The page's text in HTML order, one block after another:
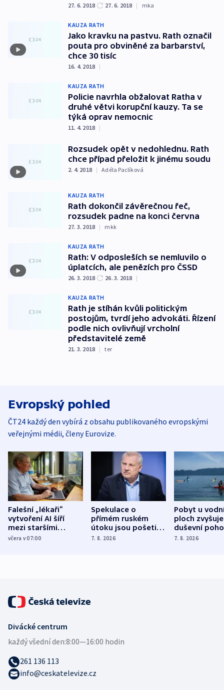
27. 6. 2018 27. 6. 2018 | mka
KAUZA RATH
Jako kravku na pastvu. Rath označil
pouta pro obviněné za barbarství,
chce 30 tisíc
16. 4. 2018 |
KAUZA RATH
Policie navrhla obžalovat Ratha v
druhé větvi korupční kauzy. Ta se
týká oprav nemocnic
11. 4. 2018 |
Rozsudek opět v nedohlednu. Rath
chce případ přeložit k jinému soudu
2. 4. 2018 | Adéla Paclíková
KAUZA RATH
Rath dokončil závěrečnou řeč,
rozsudek padne na konci června
27. 3. 2018 | mkk
KAUZA RATH
Rath: V odposleších se nemluvilo o
úplatcích, ale penězích pro ČSSD
26. 3. 2018 26. 3. 2018 |
KAUZA RATH
Rath je stíhán kvůli politickým
postojům, tvrdí jeho advokáti. Řízení
podle nich ovlivňují vrcholní
představitelé země
21. 3. 2018 | ter
Evropský pohled
ČT24 každý den vybírá z obsahu publikovaného evropskými
veřejnými médii, členy Eurovize.
Falešní „lékaři“
vytvoření AI šíří
mezi staršími
Poláky nebezpečné
včera v 07:00
Spekulace o
přímém ruském
útoku jsou pošetilé,
míní estonský
7. 8. 2026
Pobyt u
ploch zvyšuje
duševní
ukázala
7. 8. 2026
Divácké centrum
každý všední den:8:00—16:00 hodin
261 136 113
info@ceskatelevize.cz